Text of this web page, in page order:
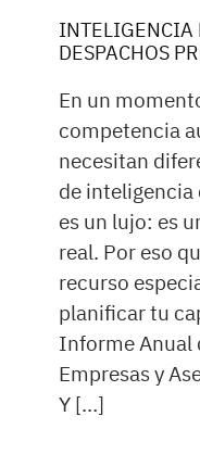
INTELIGENCIA
DESPACHOS
En un
competencia
necesitan
de inteligencia
es un lujo: es
real. Por eso
recurso
planificar tu
Informe Anual
Empresas y
Y […]